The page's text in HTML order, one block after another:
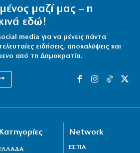
μαζί μας – η
εδώ!
media για να μένεις πάντα
ειδήσεις, αποκαλύψεις και
από τη Δημοκρατία.
Κατηγορίες Network
ΕΣΤΙΑ